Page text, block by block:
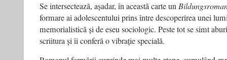
Se intersectează, așadar, în această carte un
formare ai adolescentului prins între descoperirea unei
memorialistică și de eseu sociologic. Peste tot se simt
scriitura și îi conferă o vibrație specială.